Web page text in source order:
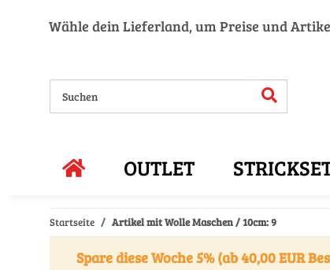
Wähle dein Lieferland, um Preise und
OUTLET
Startseite Artikel mit Wolle Maschen / 10cm: 9
Spare diese Woche 5% (ab 40,00 EUR